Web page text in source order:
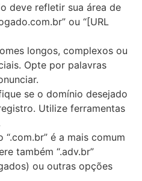
deve refletir sua área de
ou “[URL
longos, complexos ou
Opte por palavras
se o domínio desejado
Utilize ferramentas
“.com.br” é a mais comum
também “.adv.br”
ou outras opções